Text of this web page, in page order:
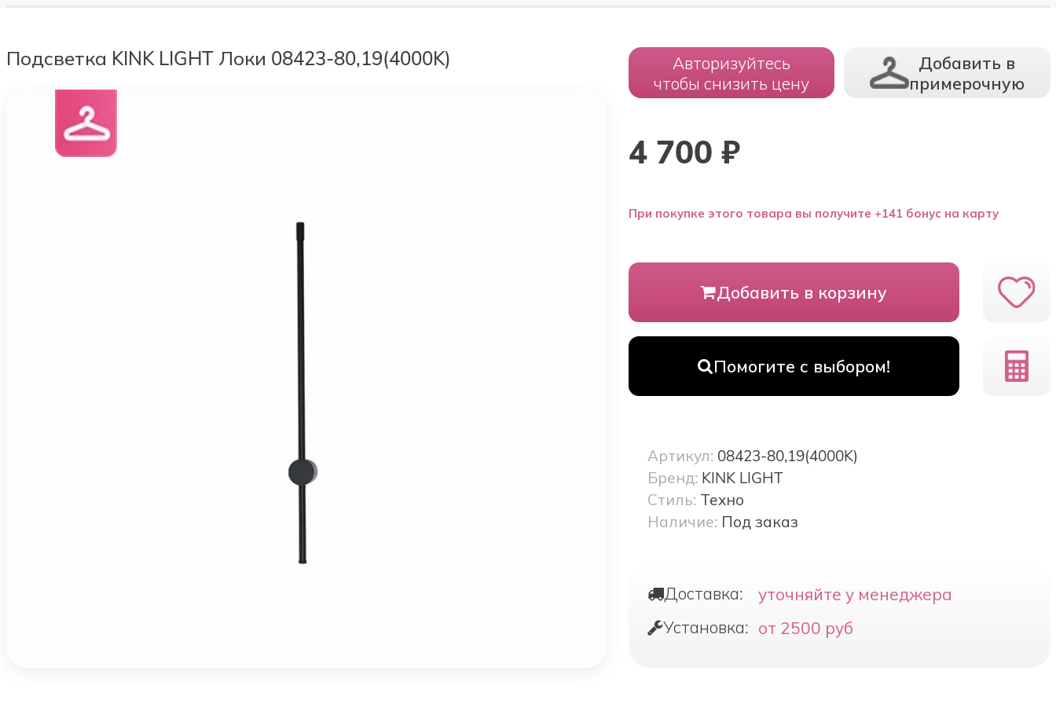
Подсветка KINK LIGHT Локи 08423-80,19(4000K)
Авторизуйтесь
чтобы снизить цену
Добавить в
примерочную
4 700 ₽
При покупке этого товара вы получите +141 бонус на карту
Добавить в корзину
Помогите с выбором!
Артикул: 08423-80,19(4000K)
Бренд: KINK LIGHT
Стиль: Техно
Наличие: Под заказ
Доставка:
уточняйте у менеджера
Установка: от 2500 руб